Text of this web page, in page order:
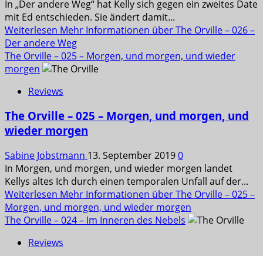
In „Der andere Weg“ hat Kelly sich gegen ein zweites Date
mit Ed entschieden. Sie ändert damit...
Weiterlesen Mehr Informationen über The Orville – 026 –
Der andere Weg
The Orville – 025 – Morgen, und morgen, und wieder
morgen
Reviews
The Orville – 025 – Morgen, und morgen, und
wieder morgen
Sabine Jobstmann 13. September 20190
In Morgen, und morgen, und wieder morgen landet
Kellys altes Ich durch einen temporalen Unfall auf der...
Weiterlesen Mehr Informationen über The Orville – 025 –
Morgen, und morgen, und wieder morgen
The Orville – 024 – Im Inneren des Nebels
Reviews